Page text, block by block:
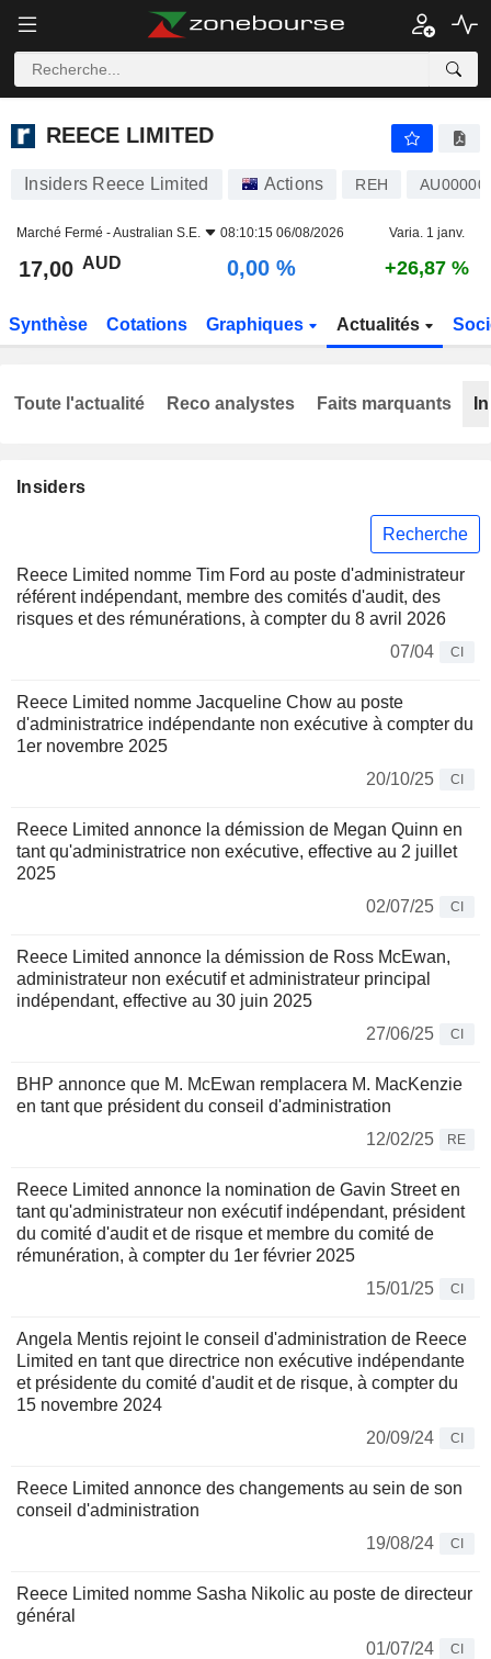
REECE LIMITED
REECE LIMITED
Insiders Reece Limited Actions REH
Marché Fermé -Australian S.E. 08:10:15 06/08/2026 Varia. 1 janv.
17,00 AUD 0,00 % +26,87 %
Synthèse Cotations Graphiques Actualités
Insiders
Recherche
Reece Limited nomme Tim Ford au poste d'administrateur
référent indépendant, membre des comités d'audit, des
risques et des rémunérations, à compter du 8 avril 2026
07/04
CI
Reece Limited nomme Jacqueline Chow au poste
d'administratrice indépendante non exécutive à compter du
1er novembre 2025
20/10/25
CI
Reece Limited annonce la démission de Megan Quinn en
tant qu'administratrice non exécutive, effective au 2 juillet
2025
02/07/25
CI
Reece Limited annonce la démission de Ross McEwan,
administrateur non exécutif et administrateur principal
indépendant, effective au 30 juin 2025
27/06/25
CI
BHP annonce que M. McEwan remplacera M. MacKenzie
en tant que président du conseil d'administration
12/02/25
RE
Reece Limited annonce la nomination de Gavin Street en
tant qu'administrateur non exécutif indépendant, président
du comité d'audit et de risque et membre du comité de
rémunération, à compter du 1er février 2025
15/01/25
CI
Angela Mentis rejoint le conseil d'administration de Reece
Limited en tant que directrice non exécutive indépendante
et présidente du comité d'audit et de risque, à compter du
15 novembre 2024
20/09/24
CI
Reece Limited annonce des changements au sein de son
conseil d'administration
19/08/24
CI
Reece Limited nomme Sasha Nikolic au poste de directeur
général
01/07/24
CI
Toute l'actualité Reco analystes Faits marquants